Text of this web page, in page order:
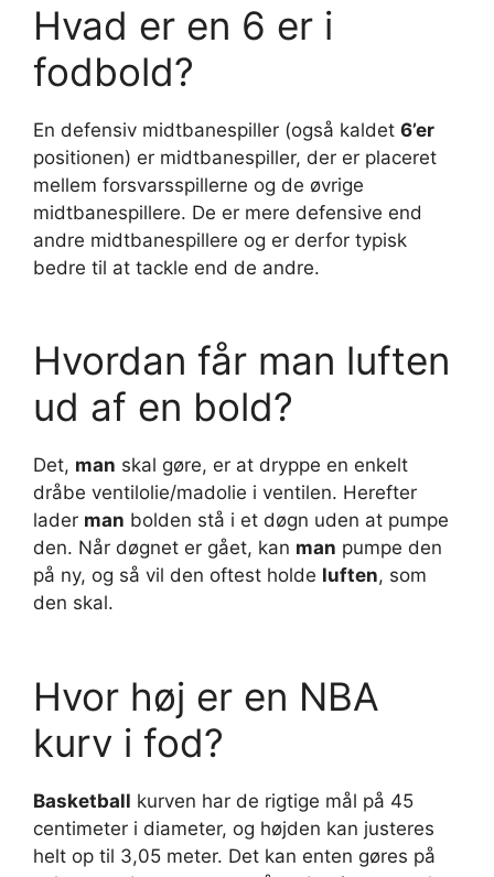
Hvad er en 6 er i
fodbold?
En defensiv midtbanespiller (også kaldet 6’er
positionen) er midtbanespiller, der er placeret
mellem forsvarsspillerne og de øvrige
midtbanespillere. De er mere defensive end
andre midtbanespillere og er derfor typisk
bedre til at tackle end de andre.
Hvordan får man luften
ud af en bold?
Det, man skal gøre, er at dryppe en enkelt
dråbe ventilolie/madolie i ventilen. Herefter
lader man bolden stå i et døgn uden at pumpe
den. Når døgnet er gået, kan man pumpe den
på ny, og så vil den oftest holde luften, som
den skal.
Hvor høj er en NBA
kurv i fod?
Basketball kurven har de rigtige mål på 45
centimeter i diameter, og højden kan justeres
helt op til 3,05 meter. Det kan enten gøres på